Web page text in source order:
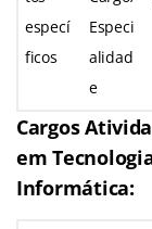
especí
ficos
Especi
alidad
e
Cargos
em
Informática: